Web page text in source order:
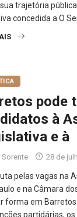
trajetória
concedida a O
pode
à
e à
Sorente 28 de
pelas vagas na
e na Câmara
forma em
partidárias,